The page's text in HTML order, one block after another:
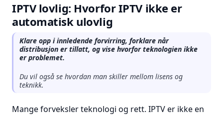
IPTV lovlig: Hvorfor IPTV ikke er
automatisk ulovlig
Klare opp i innledende forvirring, forklare når
distribusjon er tillatt, og vise hvorfor teknologien ikke
er problemet.
Du vil også se hvordan man skiller mellom lisens og
teknikk.
Mange forveksler teknologi og rett. IPTV er ikke en